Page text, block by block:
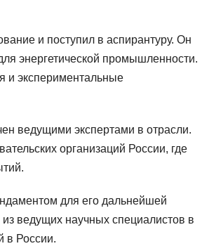
и поступил в аспирантуру. Он
энергетической промышленности.
и экспериментальные
ведущими экспертами в отрасли.
организаций России, где
для его дальнейшей
ведущих научных специалистов в
в России.